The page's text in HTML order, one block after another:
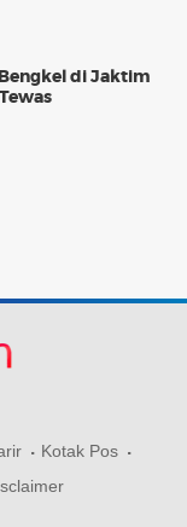
di Jaktim
Kotak Pos